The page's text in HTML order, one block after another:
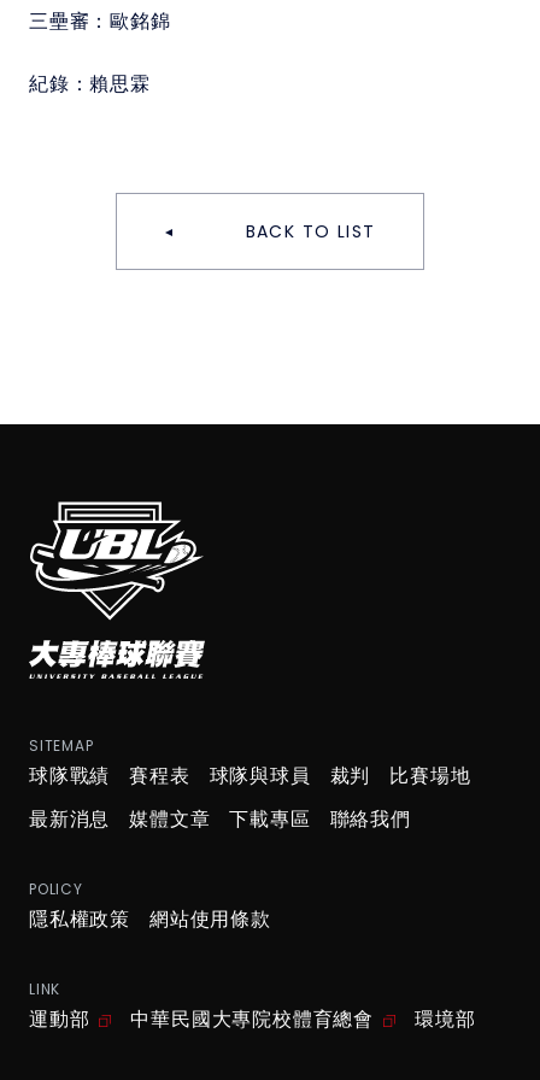
三壘審：歐銘錦
紀錄：賴思霖
BACK TO LIST
SITEMAP
球隊戰績 賽程表 球隊與球員 裁判
比賽場地
最新消息
媒體文章 下載專區 聯絡我們
POLICY
隱私權政策 網站使用條款
LINK
運動部 中華民國大專院校體育總會 環境部